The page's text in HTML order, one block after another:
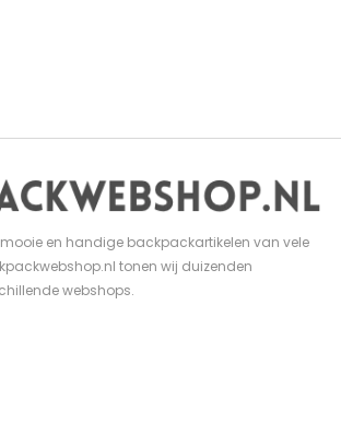
mooie en handige backpackartikelen van vele
tonen wij duizenden
webshops.